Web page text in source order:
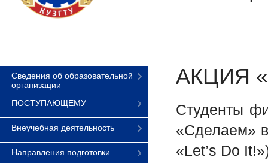
Сведения об образовательной
организации
ПОСТУПАЮЩЕМУ
Внеучебная деятельность
Направления подготовки
АКЦИЯ
Студенты
«Сделаем»
«Let’s Do